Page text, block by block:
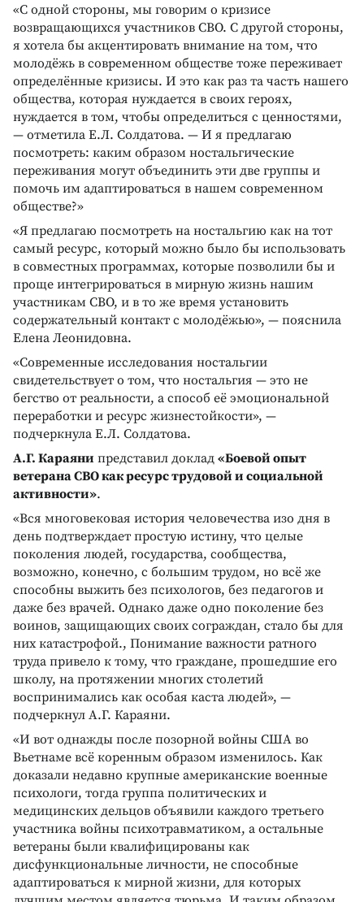
«С одной стороны, мы говорим о кризисе
возвращающихся участников СВО. С другой стороны,
я хотела бы акцентировать внимание на том, что
молодёжь в современном обществе тоже переживает
определённые кризисы. И это как раз та часть нашего
общества, которая нуждается в своих героях,
нуждается в том, чтобы определиться с ценностями,
— отметила Е.Л. Солдатова. — И я предлагаю
посмотреть: каким образом ностальгические
переживания могут объединить эти две группы и
помочь им адаптироваться в нашем современном
обществе?»
«Я предлагаю посмотреть на ностальгию как на тот
самый ресурс, который можно было бы использовать
в совместных программах, которые позволили бы и
проще интегрироваться в мирную жизнь нашим
участникам СВО, и в то же время установить
содержательный контакт с молодёжью», — пояснила
Елена Леонидовна.
«Современные исследования ностальгии
свидетельствует о том, что ностальгия — это не
бегство от реальности, а способ её эмоциональной
переработки и ресурс жизнестойкости», —
подчеркнула Е.Л. Солдатова.
А.Г. Караяни представил доклад «Боевой опыт
ветерана СВО как ресурс трудовой и социальной
активности».
«Вся многовековая история человечества изо дня в
день подтверждает простую истину, что целые
поколения людей, государства, сообщества,
возможно, конечно, с большим трудом, но всё же
способны выжить без психологов, без педагогов и
даже без врачей. Однако даже одно поколение без
воинов, защищающих своих сограждан, стало бы для
них катастрофой., Понимание важности ратного
труда привело к тому, что граждане, прошедшие его
школу, на протяжении многих столетий
воспринимались как особая каста людей», —
подчеркнул А.Г. Караяни.
«И вот однажды после позорной войны США во
Вьетнаме всё коренным образом изменилось. Как
доказали недавно крупные американские военные
психологи, тогда группа политических и
медицинских дельцов объявили каждого третьего
участника войны психотравматиком, а остальные
ветераны были квалифицированы как
дисфункциональные личности, не способные
адаптироваться к мирной жизни, для которых